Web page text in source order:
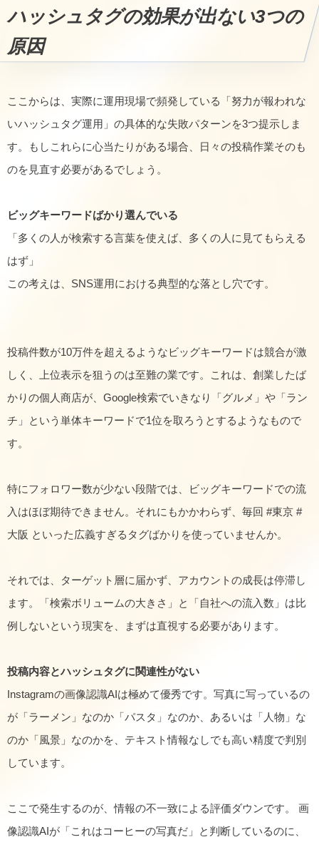
ハッシュタグの効果が出ない3つの
原因
ここからは、実際に運用現場で頻発している「努力が報われな
いハッシュタグ運用」の具体的な失敗パターンを3つ提示しま
す。もしこれらに心当たりがある場合、日々の投稿作業そのも
のを見直す必要があるでしょう。
ビッグキーワードばかり選んでいる
「多くの人が検索する言葉を使えば、多くの人に見てもらえる
はず」
この考えは、SNS運用における典型的な落とし穴です。
投稿件数が10万件を超えるようなビッグキーワードは競合が激
しく、上位表示を狙うのは至難の業です。これは、創業したば
かりの個人商店が、Google検索でいきなり「グルメ」や「ラン
チ」という単体キーワードで1位を取ろうとするようなもので
す。
特にフォロワー数が少ない段階では、ビッグキーワードでの流
入はほぼ期待できません。それにもかかわらず、毎回 #東京 #
大阪 といった広義すぎるタグばかりを使っていませんか。
それでは、ターゲット層に届かず、アカウントの成長は停滞し
ます。「検索ボリュームの大きさ」と「自社への流入数」は比
例しないという現実を、まずは直視する必要があります。
投稿内容とハッシュタグに関連性がない
Instagramの画像認識AIは極めて優秀です。写真に写っているの
が「ラーメン」なのか「パスタ」なのか、あるいは「人物」な
のか「風景」なのかを、テキスト情報なしでも高い精度で判別
しています。
ここで発生するのが、情報の不一致による評価ダウンです。 画
像認識AIが「これはコーヒーの写真だ」と判断しているのに、